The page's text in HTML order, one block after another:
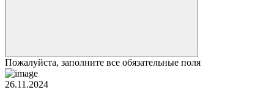
Пожалуйста, заполните все обязательные поля
26.11.2024